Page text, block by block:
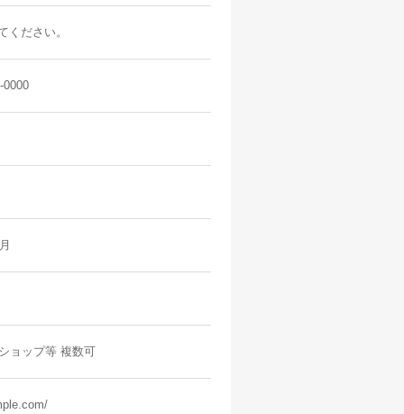
ください。
0000
ョップ等 複数可